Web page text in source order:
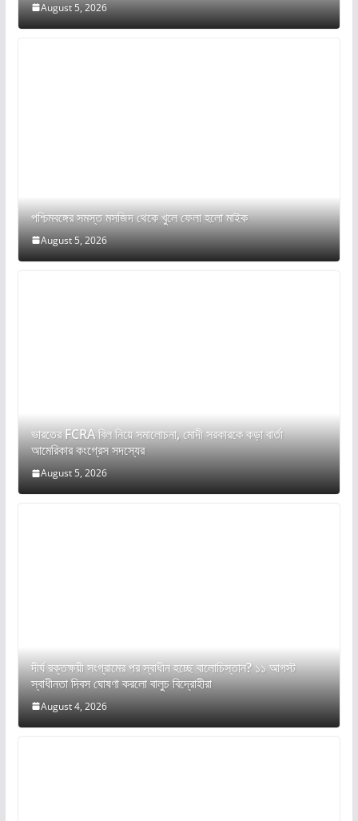
August 5, 2026
পশ্চিমবঙ্গের সমস্ত মসজিদ থেকে খুলে ফেলা হলো মাইক
August 5, 2026
ভারতের FCRA বিল নিয়ে সমালোচনা, মোদী সরকারকে কড়া বার্তা
আমেরিকার কংগ্রেস সদস্যের
August 5, 2026
দীর্ঘ রক্তক্ষয়ী সংগ্রামের পর স্বাধীন হচ্ছে বালোচিস্তান? ১১ আগস্ট
স্বাধীনতা দিবস ঘোষণা করলো বালুচ বিদ্রোহীরা
August 4, 2026